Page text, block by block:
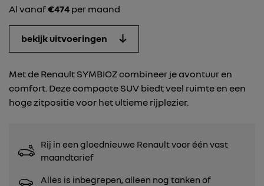
Al vanaf€474 per maand
bekijk uitvoeringen
Met de Renault SYMBIOZ combineer je avontuur en
comfort. Deze compacte SUV biedt veel ruimte en een
hoge zitpositie voor het ultieme rijplezier.
Rij in een gloednieuwe Renault voor één vast
maandtarief
Alles is inbegrepen, alleen nog tanken of